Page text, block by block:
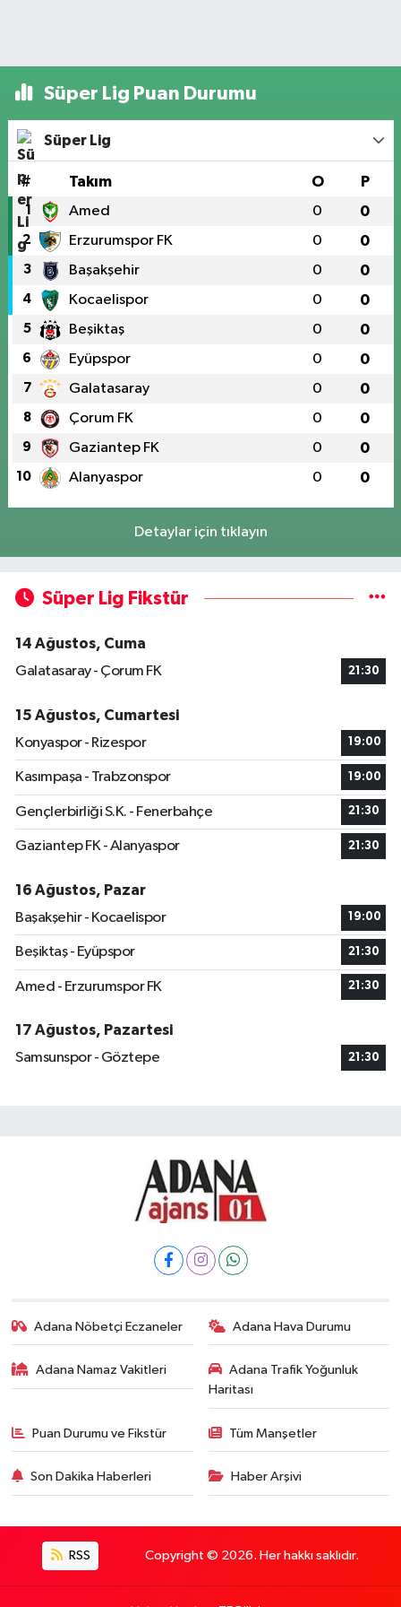
Süper Lig Puan Durumu
Süper Lig
# Takım O P
1 Amed 0 0
2 Erzurumspor FK 0 0
3 Başakşehir 0 0
4 Kocaelispor 0 0
5 Beşiktaş 0 0
6 Eyüpspor 0 0
7 Galatasaray 0 0
8 Çorum FK 0 0
9 Gaziantep FK 0 0
10 Alanyaspor 0 0
Detaylar için tıklayın
Süper Lig Fikstür
14 Ağustos, Cuma
Galatasaray - Çorum FK
21:30
15 Ağustos, Cumartesi
Konyaspor - Rizespor
19:00
Kasımpaşa - Trabzonspor 19:00
Gençlerbirliği S.K. - Fenerbahçe 21:30
Gaziantep FK - Alanyaspor 21:30
16 Ağustos, Pazar
Başakşehir - Kocaelispor
19:00
Beşiktaş - Eyüpspor 21:30
Amed - Erzurumspor FK 21:30
17 Ağustos, Pazartesi
Samsunspor - Göztepe
21:30
Adana Nöbetçi Eczaneler Adana Hava Durumu
Adana Namaz Vakitleri
Adana Trafik Yoğunluk
Haritası
Puan Durumu ve Fikstür Tüm Manşetler
Son Dakika Haberleri Haber Arşivi
RSS Copyright © 2026. Her hakkı saklıdır.